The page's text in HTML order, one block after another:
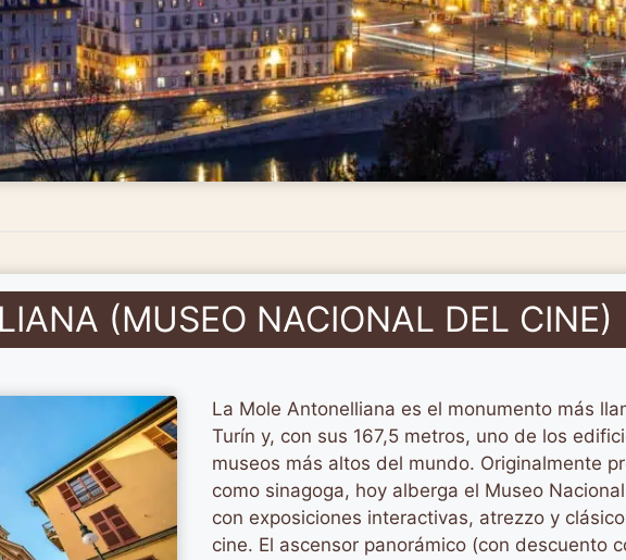
(MUSEO NACIONAL DEL CINE)
La Mole Antonelliana es el monumento más
Turín y, con sus 167,5 metros, uno de los
museos más altos del mundo. Originalmente
como sinagoga, hoy alberga el Museo
con exposiciones interactivas, atrezzo y
cine. El ascensor panorámico (con descuento